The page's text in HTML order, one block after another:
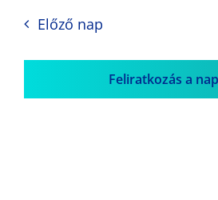
Előző nap
Feliratkozás a